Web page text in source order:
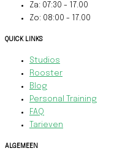
Za: 07:30 - 17.00
Zo: 08:00 - 17.00
QUICK LINKS
Studios
Rooster
Blog
Personal Training
FAQ
Tarieven
ALGEMEEN